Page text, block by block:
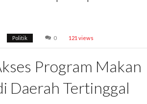
Politik 0 121 views
Program Makan
Daerah Tertinggal